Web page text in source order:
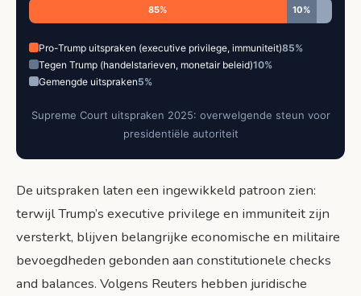
85% 10%
Pro-Trump uitspraken (executive privilege, immuniteit)85%
Tegen Trump (handelstarieven, monetair beleid)10%
Gemengde uitspraken5%
Supreme Court uitspraken 2025: overwelgende steun voor
presidentiële autoriteit
De uitspraken laten een ingewikkeld patroon zien:
terwijl Trump’s executive privilege en immuniteit zijn
versterkt, blijven belangrijke economische en militaire
bevoegdheden gebonden aan constitutionele checks
and balances. Volgens Reuters hebben juridische